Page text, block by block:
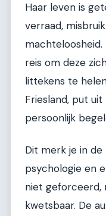
Haar leven is
verraad,
reis om deze
littekens te
Friesland, put
persoonlijk
Dit merk je in
psychologie en
niet geforceerd,
kwetsbaar. De